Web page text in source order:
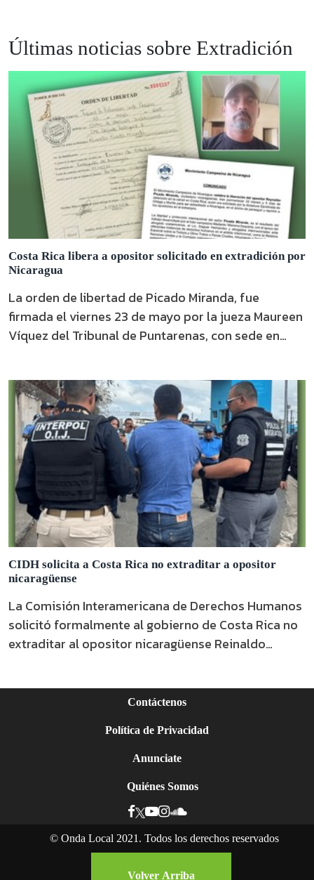
Últimas noticias sobre Extradición
Costa Rica libera a opositor solicitado en extradición por
Nicaragua
La orden de libertad de Picado Miranda, fue
firmada el viernes 23 de mayo por la jueza Maureen
Víquez del Tribunal de Puntarenas, con sede en
CIDH solicita a Costa Rica no extraditar a opositor
nicaragüense
La Comisión Interamericana de Derechos Humanos
solicitó formalmente al gobierno de Costa Rica no
extraditar al opositor nicaragüense Reinaldo
Contáctenos
Política de Privacidad
Anunciate
Quiénes Somos
© Onda Local 2021. Todos los derechos reservados
Volver Arriba
Ser mujer y negra en Nicaragua: la lucha por el
reconocimiento de sus derechos